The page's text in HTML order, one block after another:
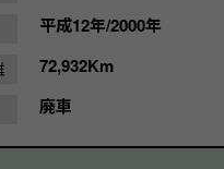
平成12年/2000年
72,932Km
廃車